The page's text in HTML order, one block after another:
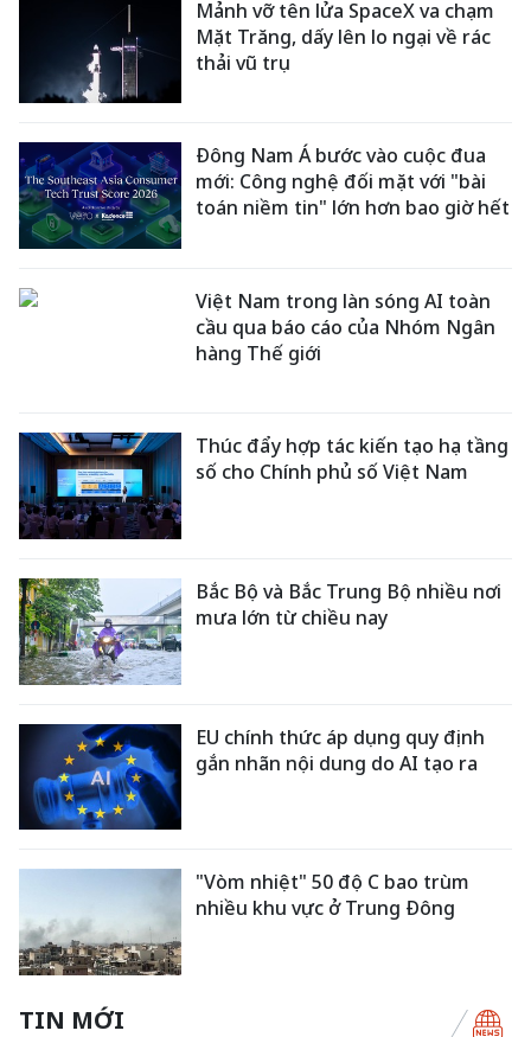
Mảnh vỡ tên lửa SpaceX va chạm
Mặt Trăng, dấy lên lo ngại về rác
thải vũ trụ
Đông Nam Á bước vào cuộc đua
mới: Công nghệ đối mặt với "bài
toán niềm tin" lớn hơn bao giờ hết
Việt Nam trong làn sóng AI toàn
cầu qua báo cáo của Nhóm Ngân
hàng Thế giới
Thúc đẩy hợp tác kiến tạo hạ tầng
số cho Chính phủ số Việt Nam
Bắc Bộ và Bắc Trung Bộ nhiều nơi
mưa lớn từ chiều nay
EU chính thức áp dụng quy định
gắn nhãn nội dung do AI tạo ra
"Vòm nhiệt" 50 độ C bao trùm
nhiều khu vực ở Trung Đông
TIN MỚI